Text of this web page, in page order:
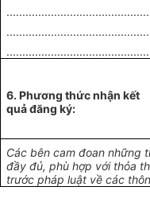
6. Phương thức nhận kết
quả đăng ký:
Các bên cam đoan những
đầy đủ, phù hợp với thỏa
trước pháp luật về các